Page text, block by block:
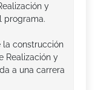
y
programa.
la construcción
Realización y
a una carrera